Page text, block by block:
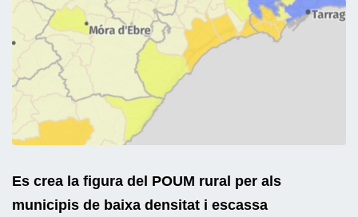
Es crea la figura del POUM rural per als
municipis de baixa densitat i escassa